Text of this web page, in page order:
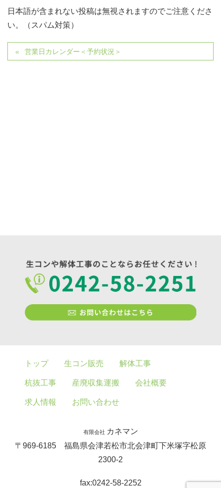
日本語が含まれない投稿は無視されますのでご注意くださ
い。（スパム対策）
営業日カレンダー＜予約状況＞
トップ 生コン販売 解体工事
杭抜工事 産廃収集運搬 会社概要
求人情報 お問い合わせ
有限会社 カネマン
〒969-6185 福島県会津若松市北会津町下米塚字松原
2300-2
fax:0242-58-2252